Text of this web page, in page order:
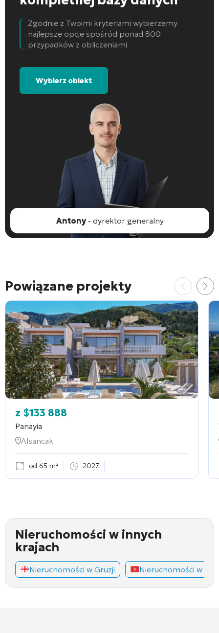
Zgodnie z Twoimi kryteriami wybierzemy
najlepsze opcje spośród ponad 800
przypadków z obliczeniami
Wybierz obiekt
Antony- dyrektor generalny
Powiązane projekty
z $133 888
Panayia
Alsancak
od 65 m² 2027
Nieruchomości w innych
krajach
Nieruchomości w Gruzji Nieruchomości w